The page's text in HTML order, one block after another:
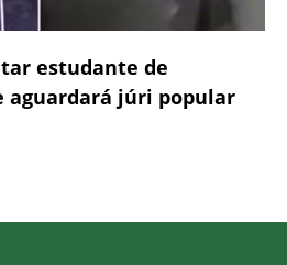
estudante de
aguardará júri popular